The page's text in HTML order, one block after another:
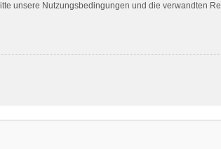
unsere Nutzungsbedingungen und die verwandten